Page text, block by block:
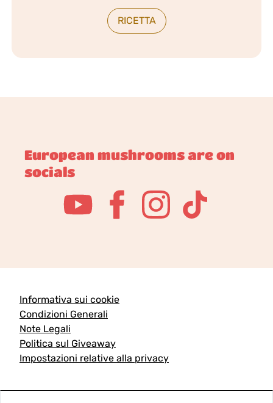
RICETTA
European mushrooms are on
socials
Informativa sui cookie
Condizioni Generali
Note Legali
Politica sul Giveaway
Impostazioni relative alla privacy